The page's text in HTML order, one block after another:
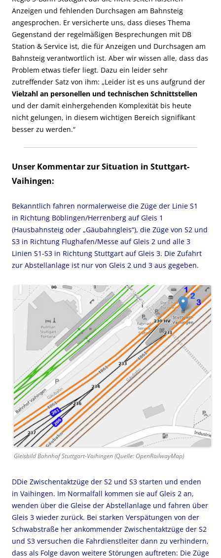
Anzeigen und fehlenden Durchsagen am Bahnsteig
angesprochen. Er versicherte uns, dass dieses Thema
Gegenstand der regelmäßigen Besprechungen mit DB
Station & Service ist, die für Anzeigen und Durchsagen am
Bahnsteig verantwortlich ist. Aber wir wissen alle, dass das
Problem etwas tiefer liegt. Dazu ein leider sehr
zutreffender Satz von ihm: „Leider ist es uns aufgrund der
Vielzahl an personellen und technischen Schnittstellen
und der damit einhergehenden Komplexität bis heute
nicht gelungen, in diesem wichtigen Bereich signifikant
besser zu werden.“
Unser Kommentar zur Situation in Stuttgart-
Vaihingen:
Bekanntlich fahren normalerweise die Züge der Linie S1
in Richtung Böblingen/Herrenberg auf Gleis 1
(Hausbahnsteig oder „Gäubahngleis“), die Züge von S2 und
S3 in Richtung Flughafen/Messe auf Gleis 2 und alle 3
Linien S1-S3 in Richtung Stuttgart auf Gleis 3. Die Zufahrt
zur Abstellanlage ist nur von Gleis 2 und 3 aus gegeben.
Gleisbild Bahnhof Stuttgart-Vaihingen (Quelle: OpenRailwayMap)
DDie Zwischentaktzüge der S2 und S3 starten und enden
in Vaihingen. Im Normalfall kommen sie auf Gleis 2 an,
wenden über die Gleise der Abstellanlage und fahren über
Gleis 3 wieder zurück. Bei starken Verspätungen von der
Schwabstraße her ankommender Zwischentaktzüge der S2
und S3 versuchen die Fahrdienstleiter dann zu verhindern,
dass als Folge davon weitere Störungen auftreten: Die Züge